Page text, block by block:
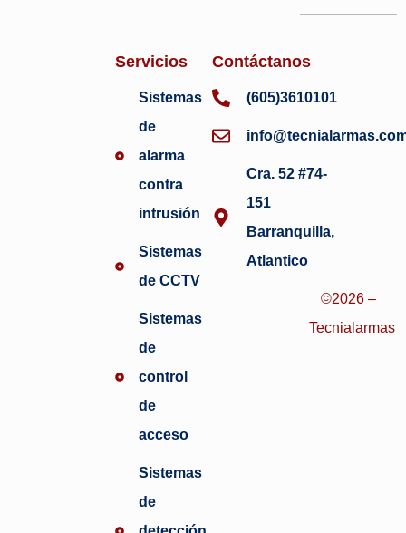
Servicios
Sistemas
de
alarma
contra
intrusión
Sistemas
de CCTV
Sistemas
de
control
de
acceso
Sistemas
de
Contáctanos
(605)3610101
Cra. 52 #74-
151
Barranquilla,
Atlantico
©2026 –
Tecnialarmas